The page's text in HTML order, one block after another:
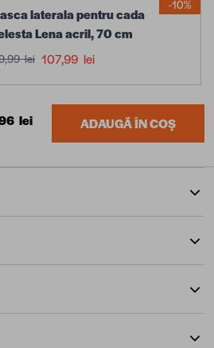
laterala pentru cada
Lena acril, 70 cm
lei 107,99 lei
-10%
lei ADAUGĂ ÎN COȘ